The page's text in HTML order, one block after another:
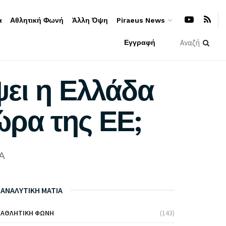
Αθλητική Φωνή Άλλη Όψη Piraeus News
Εγγραφή
η Ελλάδα
της ΕΕ;
ΑΝΑΛΥΤΙΚΗ ΜΑΤΙΑ
ΑΘΛΗΤΙΚΉ ΦΩΝΉ (143)